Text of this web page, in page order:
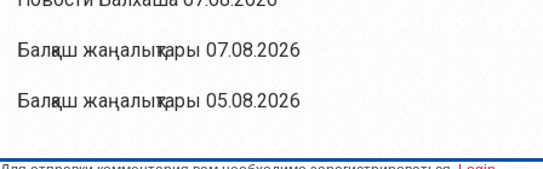
Балқаш жаңалықтары 07.08.2026
Балқаш жаңалықтары 05.08.2026